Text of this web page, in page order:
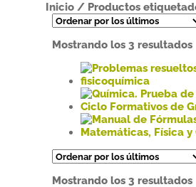
Inicio / Productos
Mostrando los 3 resultados
Este
producto
tiene
múltiples
Las
se
Este
producto
múltiples
Las
producto
múltiples
Mostrando los 3 resultados